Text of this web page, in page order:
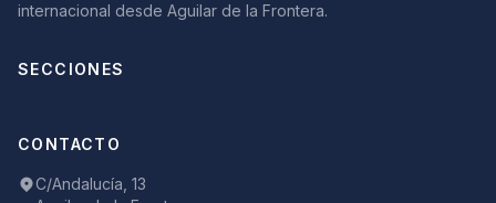
internacional desde Aguilar de la Frontera.
SECCIONES
CONTACTO
C/Andalucía, 13